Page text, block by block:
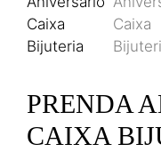
PRENDA
CAIXA